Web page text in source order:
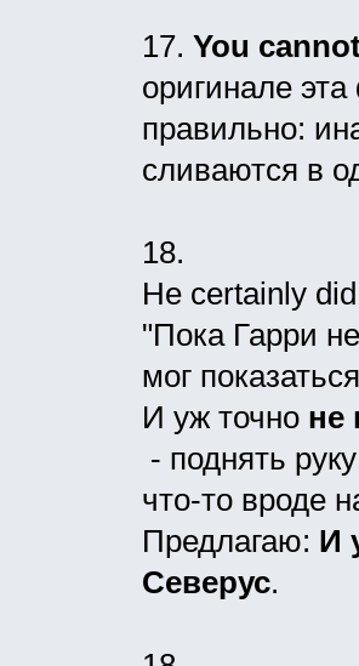
17. You
оригинале
правильно:
сливаются в
18.
He certainly
"Пока Гарри
мог
И уж точно не
- поднять
что-то вроде
Предлагаю: И
Северус.